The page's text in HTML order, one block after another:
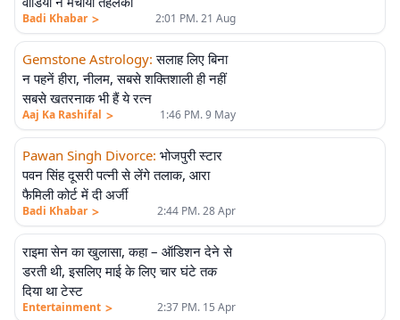
Badi Khabar > 2:01 PM. 21 Aug
Gemstone Astrology: सलाह लिए बिना
न पहनें हीरा, नीलम, सबसे शक्तिशाली ही नहीं
सबसे खतरनाक भी हैं ये रत्न
Aaj Ka Rashifal > 1:46 PM. 9 May
Pawan Singh Divorce: भोजपुरी स्टार
पवन सिंह दूसरी पत्नी से लेंगे तलाक, आरा
फैमिली कोर्ट में दी अर्जी
Badi Khabar > 2:44 PM. 28 Apr
राइमा सेन का खुलासा, कहा – ऑडिशन देने से
डरती थी, इसलिए माई के लिए चार घंटे तक
दिया था टेस्ट
Entertainment > 2:37 PM. 15 Apr